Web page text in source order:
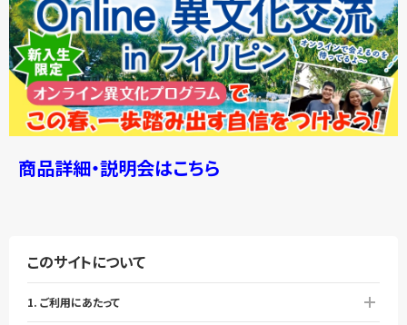
商品詳細・説明会はこちら
このサイトについて
1. ご利用にあたって